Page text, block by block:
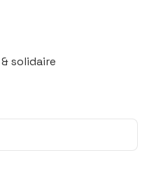
solidaire